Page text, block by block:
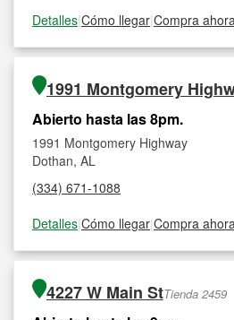
Detalles|Cómo llegar|Compra
1991 Montgomery
Abierto hasta las 8pm.
1991 Montgomery Highway
Dothan, AL
(334) 671-1088
Detalles|Cómo llegar|Compra
4227 W Main StTienda 2459